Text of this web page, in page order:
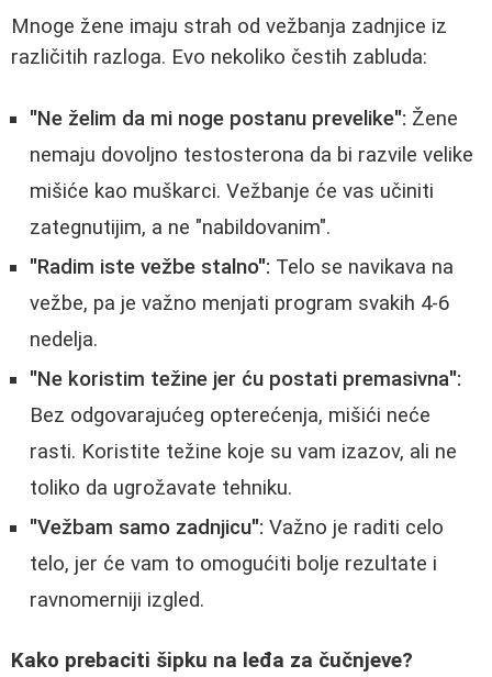
Mnoge žene imaju strah od vežbanja zadnjice iz
različitih razloga. Evo nekoliko čestih zabluda:
"Ne želim da mi noge postanu prevelike": Žene
nemaju dovoljno testosterona da bi razvile velike
mišiće kao muškarci. Vežbanje će vas učiniti
zategnutijim, a ne "nabildovanim".
"Radim iste vežbe stalno": Telo se navikava na
vežbe, pa je važno menjati program svakih 4-6
nedelja.
"Ne koristim težine jer ću postati premasivna":
Bez odgovarajućeg opterećenja, mišići neće
rasti. Koristite težine koje su vam izazov, ali ne
toliko da ugrožavate tehniku.
"Vežbam samo zadnjicu": Važno je raditi celo
telo, jer će vam to omogućiti bolje rezultate i
ravnomerniji izgled.
Kako prebaciti šipku na leđa za čučnjeve?